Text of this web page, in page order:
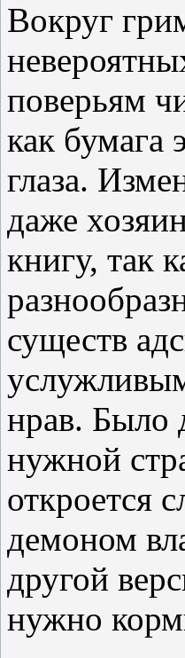
Вокруг
поверьям
как бумага
глаза.
даже
книгу, так
существ
нрав. Было
нужной
откроется
демоном
другой
нужно